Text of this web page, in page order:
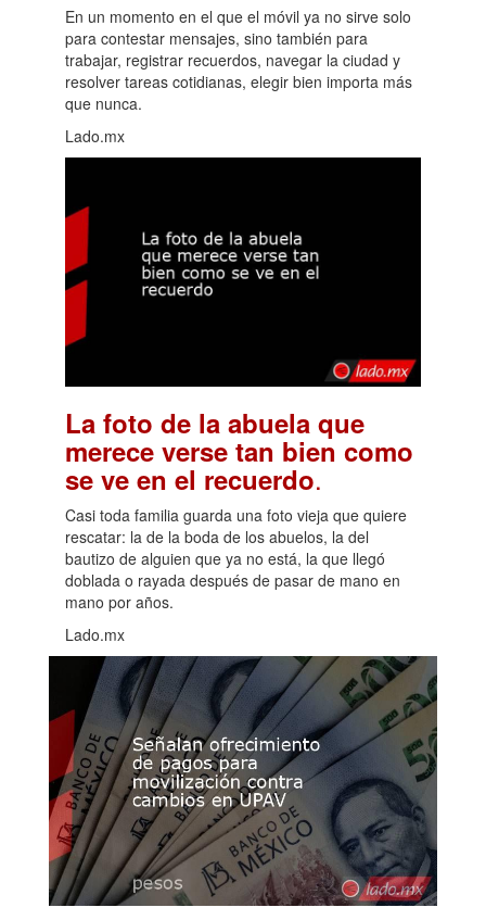
En un momento en el que el móvil ya no sirve solo
para contestar mensajes, sino también para
trabajar, registrar recuerdos, navegar la ciudad y
resolver tareas cotidianas, elegir bien importa más
que nunca.
Lado.mx
La foto de la abuela que
merece verse tan bien como
se ve en el recuerdo.
Casi toda familia guarda una foto vieja que quiere
rescatar: la de la boda de los abuelos, la del
bautizo de alguien que ya no está, la que llegó
doblada o rayada después de pasar de mano en
mano por años.
Lado.mx